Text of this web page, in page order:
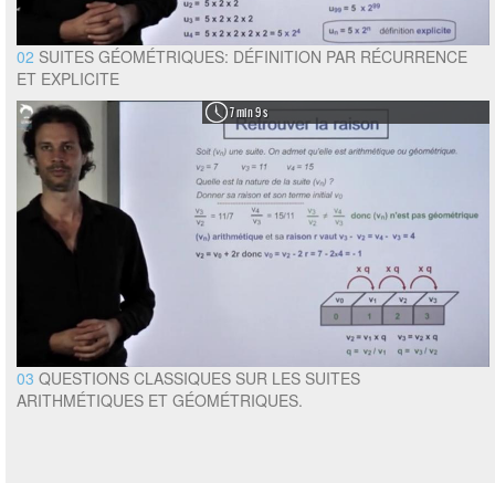
02 SUITES GÉOMÉTRIQUES: DÉFINITION PAR RÉCURRENCE
ET EXPLICITE
7 min 9 s
03 QUESTIONS CLASSIQUES SUR LES SUITES
ARITHMÉTIQUES ET GÉOMÉTRIQUES.